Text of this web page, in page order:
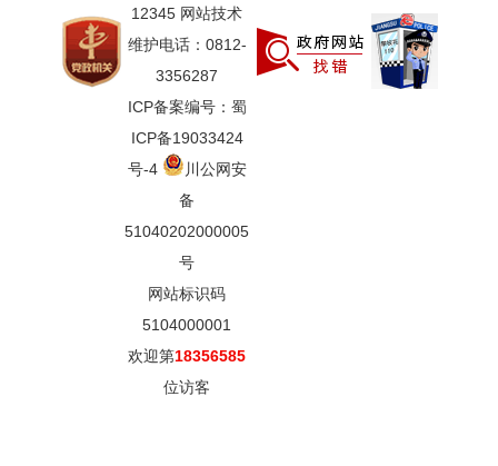
12345 网站技术
维护电话：0812-
3356287
ICP备案编号：蜀
ICP备19033424
号-4
川公网安
备
51040202000005
号
网站标识码
5104000001
欢迎第18356585
位访客